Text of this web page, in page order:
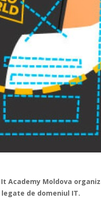
It Academy Moldova
de domeniul IT.